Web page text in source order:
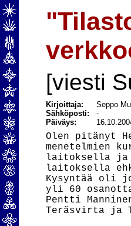
[viesti
Kirjoittaja:
Seppo
Sähköposti:-
Päiväys:
Olen pitänyt
menetelmien
laitoksella ja
laitoksella
Kysyntää oli
yli 60
Pentti
Teräsvirta ja